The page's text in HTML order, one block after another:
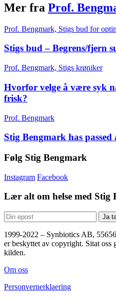
Mer fra Prof.
Prof. Bengmark, Stigs bud for
Stigs bud – Begrens/fjern
Prof. Bengmark, Stigs krøniker
Hvorfor velge å være syk
frisk?
Prof. Bengmark
Stig Bengmark has passed
Følg Stig Bengmark
Instagram Facebook
Lær alt om helse med Stig
Ja
1999-2022 – Synbiotics AB,
er beskyttet av copyright. Sitat oss
kilden.
Om oss
Personvernerklaering